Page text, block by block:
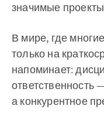
значимые
В мире, где
только на
напоминает:
ответственность
а конкурентное